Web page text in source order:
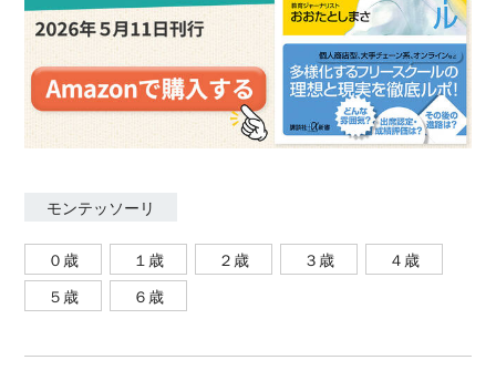
モンテッソーリ
０歳 １歳 ２歳 ３歳
４歳
５歳
６歳